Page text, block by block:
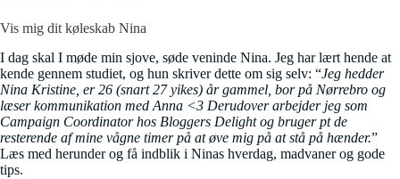
Vis mig dit køleskab Nina
I dag skal I møde min sjove, søde veninde Nina. Jeg har lært hende at
kende gennem studiet, og hun skriver dette om sig selv: “Jeg hedder
Nina Kristine, er 26 (snart 27 yikes) år gammel, bor på Nørrebro og
læser kommunikation med Anna <3 Derudover arbejder jeg som
Campaign Coordinator hos Bloggers Delight og bruger pt de
resterende af mine vågne timer på at øve mig på at stå på hænder.”
Læs med herunder og få indblik i Ninas hverdag, madvaner og gode
tips.